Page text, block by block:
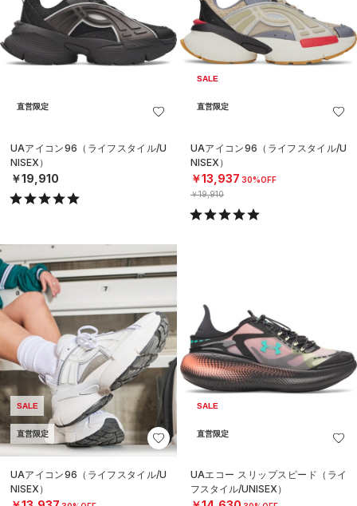
直営限定
UAアイコン96（ライフスタイル/U
NISEX）
￥19,910
SALE
直営限定
UAアイコン96（ライフスタイル/U
NISEX）
￥13,937 30%OFF
￥19,910
SALE
直営限定
UAアイコン96（ライフスタイル/U
NISEX）
SALE
直営限定
UAエコー スリップスピード（ライ
フスタイル/UNISEX）